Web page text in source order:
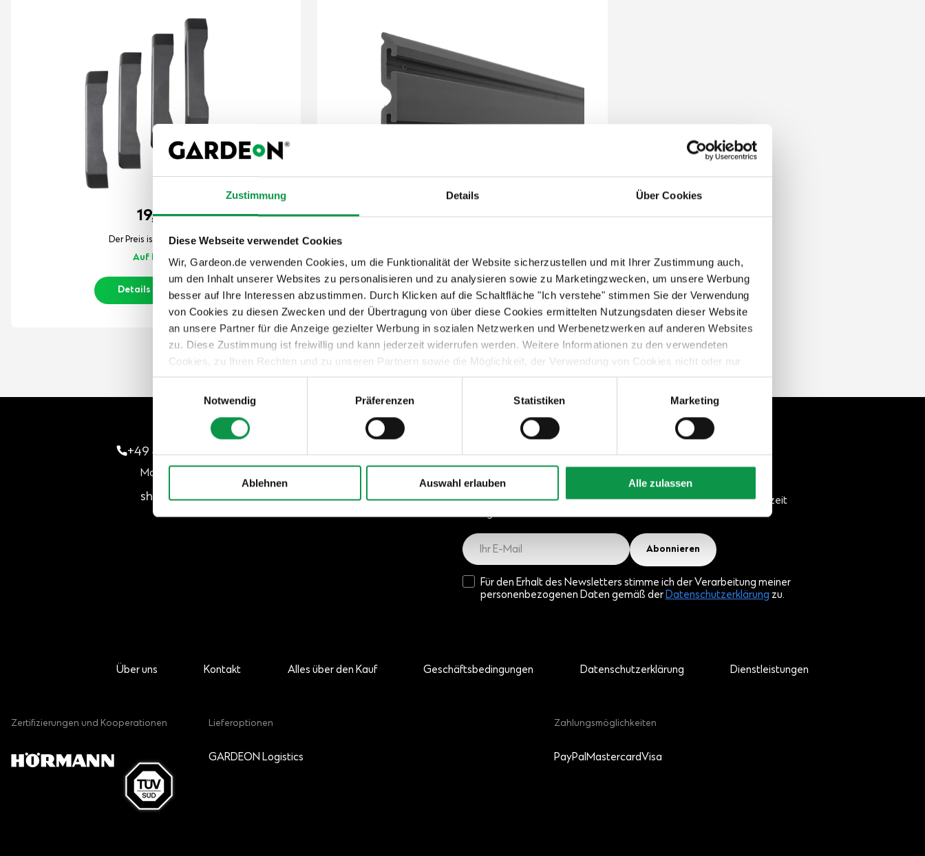
Zustimmung Details Über Cookies
Diese Webseite verwendet Cookies
Wir, Gardeon.de verwenden Cookies, um die Funktionalität der Website sicherzustellen und mit Ihrer Zustimmung auch,
um den Inhalt unserer Websites zu personalisieren und zu analysieren sowie zu Marketingzwecken, um unsere Werbung
besser auf Ihre Interessen abzustimmen. Durch Klicken auf die Schaltfläche "Ich verstehe" stimmen Sie der Verwendung
von Cookies zu diesen Zwecken und der Übertragung von über diese Cookies ermittelten Nutzungsdaten dieser Website
an unsere Partner für die Anzeige gezielter Werbung in sozialen Netzwerken und Werbenetzwerken auf anderen Websites
zu. Diese Zustimmung ist freiwillig und kann jederzeit widerrufen werden. Weitere Informationen zu den verwendeten
Cookies, zu Ihren Rechten und zu unseren Partnern sowie die Möglichkeit, der Verwendung von Cookies nicht oder nur
teilweise zuzustimmen, finden Sie unter dem Link „Detaillierte Einstellungen“.
Notwendig
Präferenzen Statistiken Marketing
Ablehnen Auswahl erlauben Alle zulassen
19,-€
Der Preis ist inkl. MwSt.
Auf Lager
Details anzeigen
50,-€
Auf Lager
Details anzeigen
+49 40 46 89 86 22
Mo–Fri | 7:30–17:00
shop@gardeon.de
Newsletter – Erhalten Sie aktuelle Neuigkeiten und
praktische Tipps bequem per E-Mail.
- Mit dem Absenden stimmen Sie der Verarbeitung Ihrer
personenbezogenen Daten zu. Das Abonnement können Sie jederzeit
kündigen.
Abonnieren
Für den Erhalt des Newsletters stimme ich der Verarbeitung meiner
personenbezogenen Daten gemäß derDatenschutzerklärung zu.
Über uns Kontakt Alles über den Kauf Geschäftsbedingungen Datenschutzerklärung Dienstleistungen
Zertifizierungen und Kooperationen Lieferoptionen
GARDEON Logistics
Zahlungsmöglichkeiten
PayPalMastercardVisa